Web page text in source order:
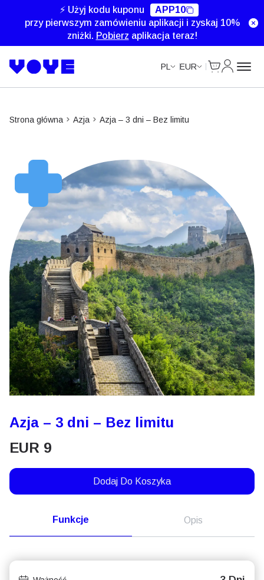
⚡ Użyj kodu kuponu
APP10
przy pierwszym zamówieniu aplikacji i zyskaj 10%
zniżki. Pobierz aplikacja teraz!
PL EUR
Strona główna Azja Azja – 3 dni – Bez limitu
Azja – 3 dni – Bez limitu
EUR 9
Dodaj Do Koszyka
Funkcje Opis